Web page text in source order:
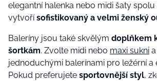
elegantní halenka nebo midi šaty
vytvořísofistikovaný a velmi ženský
Baleríny jsou také skvělým doplňkem
šortkám. Zvolte midi nebo maxi sukni
jednoduchými balerínami pro ležérní a
Pokud preferujete sportovnější styl,